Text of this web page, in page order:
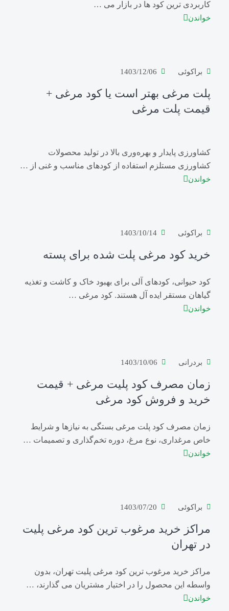
کاربردی ترین کود ها در بازار می …
خواندن
براکوئی 1403/12/06
پلت مرغی بهتر است یا کود مرغی +
قیمت پلت مرغی
کشاورزی پایدار و بهره‌وری بالا در تولید محصولات
کشاورزی مستلزم استفاده از کودهای مناسب و غنی از …
خواندن
براکوئی 1403/10/14
خرید کود مرغی پلت شده برای پسته
کود حیوانی، کودهای آلی برای بهبود خاک و کاشت و تغذیه
گیاهان مستقر ایده آل هستند. کود مرغی …
خواندن
بردرانی 1403/10/06
زمان مصرف کود پلیت مرغی + قیمت
خرید و فروش کود مرغی
زمان مصرف کود پلت مرغی بستگی به نیازها و شرایط
خاص مرغداری، نوع مرغ، دوره تخم‌گذاری و تصمیمات …
خواندن
براکوئی 1403/07/20
مراکز خرید مرغوب ترین کود مرغی پلیت
در تهران
مراکز خرید مرغوب ترین کود مرغی پلیت تهران، بدون
واسطه این محصول را در اختیار مشتریان می گذارند، …
خواندن